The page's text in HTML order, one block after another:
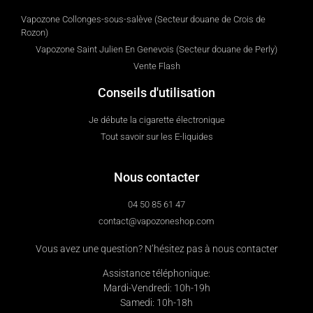
Vapozone Collonges-sous-salève (Secteur douane de Crois de
Rozon)
Vapozone Saint Julien En Genevois (Secteur douane de Perly)
Vente Flash
Conseils d'utilisation
Je débute la cigarette électronique
Tout savoir sur les E-liquides
Nous contacter
04 50 85 61 47
contact@vapozoneshop.com
Vous avez une question? N’hésitez pas à nous contacter
Assistance téléphonique:
Mardi-Vendredi: 10h-19h
Samedi: 10h-18h